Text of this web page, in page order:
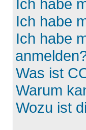
Ich habe
Ich habe
Ich habe
Was ist
Warum
Wozu ist